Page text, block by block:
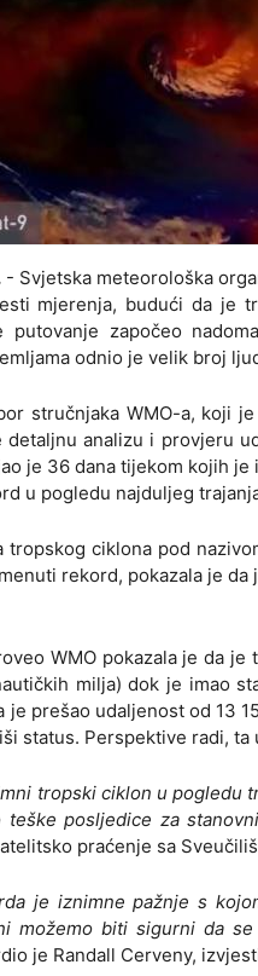
- Svjetska meteorološka
mjerenja, budući da je
putovanje započeo
odnio je velik broj
stručnjaka WMO-a, koji
detaljnu analizu i provjeru
je 36 dana tijekom kojih
u pogledu najduljeg
tropskog ciklona pod
rekord, pokazala je
WMO pokazala je da
milja) dok je imao
je prešao udaljenost od 13
status. Perspektive radi,
tropski ciklon u pogledu
teške posljedice za
praćenje sa
je iznimne pažnje s
možemo biti sigurni da
je Randall Cerveny,